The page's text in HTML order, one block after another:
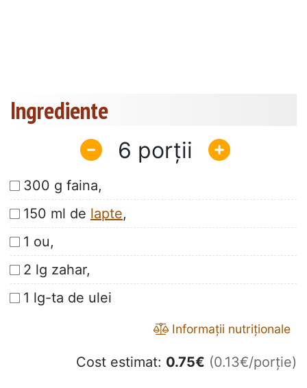
Ingrediente
6
300 g faina,
150 ml de lapte,
1 ou,
2 lg zahar,
1 lg-ta de ulei
Informații nutriționale
Cost estimat: 0.75€ (0.13€/porție)